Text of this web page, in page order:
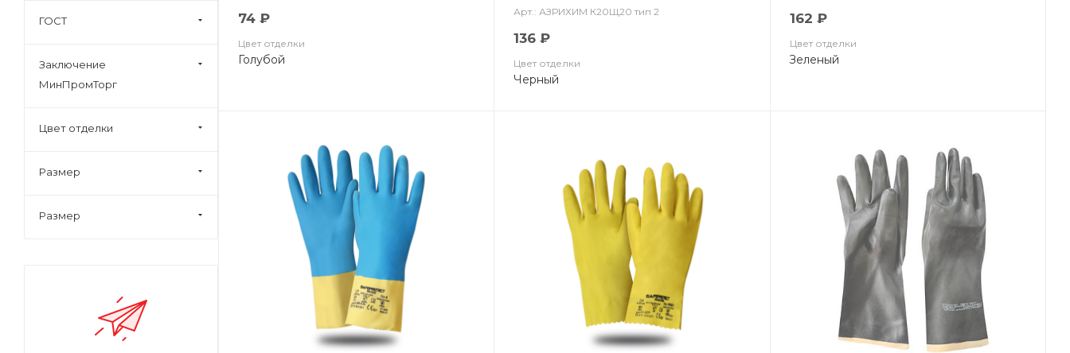
74 ₽
Цвет отделки
Голубой
Арт.: АЗРИХИМ К20Щ20 тип 2
136 ₽
Цвет отделки
Черный
162 ₽
Цвет отделки
Зеленый
ГОСТ
Заключение
МинПромТорг
Цвет отделки
Размер
Размер